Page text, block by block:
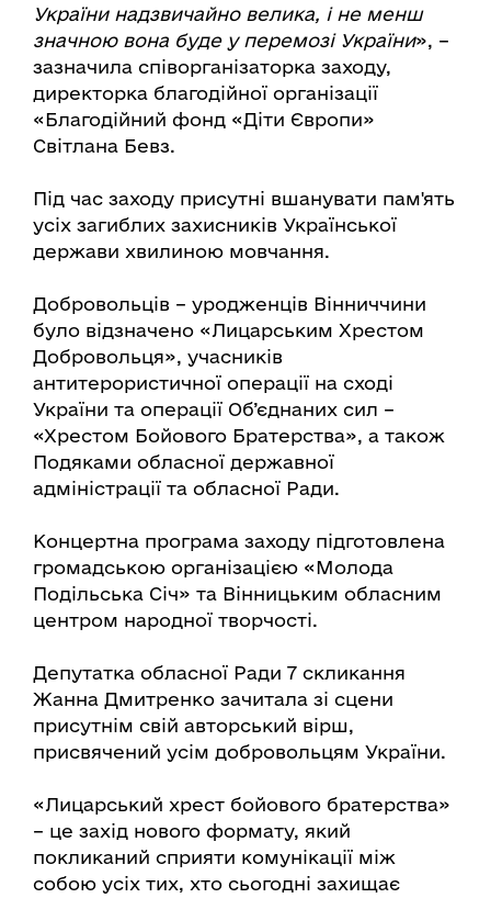
України надзвичайно велика, і не менш
значною вона буде у перемозі України», –
зазначила співорганізаторка заходу,
директорка благодійної організації
«Благодійний фонд «Діти Європи»
Світлана Бевз.
Під час заходу присутні вшанувати пам'ять
усіх загиблих захисників Української
держави хвилиною мовчання.
Добровольців – уродженців Вінниччини
було відзначено «Лицарським Хрестом
Добровольця», учасників
антитерористичної операції на сході
України та операції Об’єднаних сил –
«Хрестом Бойового Братерства», а також
Подяками обласної державної
адміністрації та обласної Ради.
Концертна програма заходу підготовлена
громадською організацією «Молода
Подільська Січ» та Вінницьким обласним
центром народної творчості.
Депутатка обласної Ради 7 скликання
Жанна Дмитренко зачитала зі сцени
присутнім свій авторський вірш,
присвячений усім добровольцям України.
«Лицарський хрест бойового братерства»
– це захід нового формату, який
покликаний сприяти комунікації між
собою усіх тих, хто сьогодні захищає